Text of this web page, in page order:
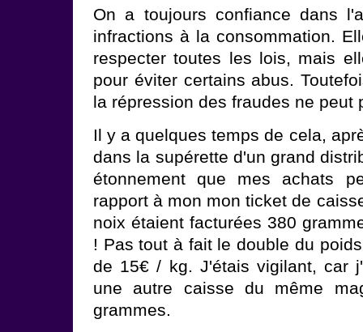
On a toujours confiance dans
infractions à la consommation.
respecter toutes les lois, mais
pour éviter certains abus.
la répression des fraudes ne peut
Il y a quelques temps de cela,
dans la supérette d'un grand
étonnement que mes achats
rapport à mon mon ticket de
noix étaient facturées 380
! Pas tout à fait le double du
de 15€ / kg. J'étais vigilant, car
une autre caisse du même
grammes.